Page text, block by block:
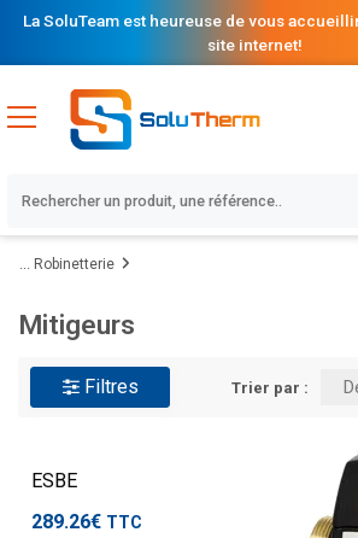
La SoluTeam est heureuse de vous
site internet!
Robinetterie
Mitigeurs
Filtres Trier par :
ESBE
289.26€ TTC